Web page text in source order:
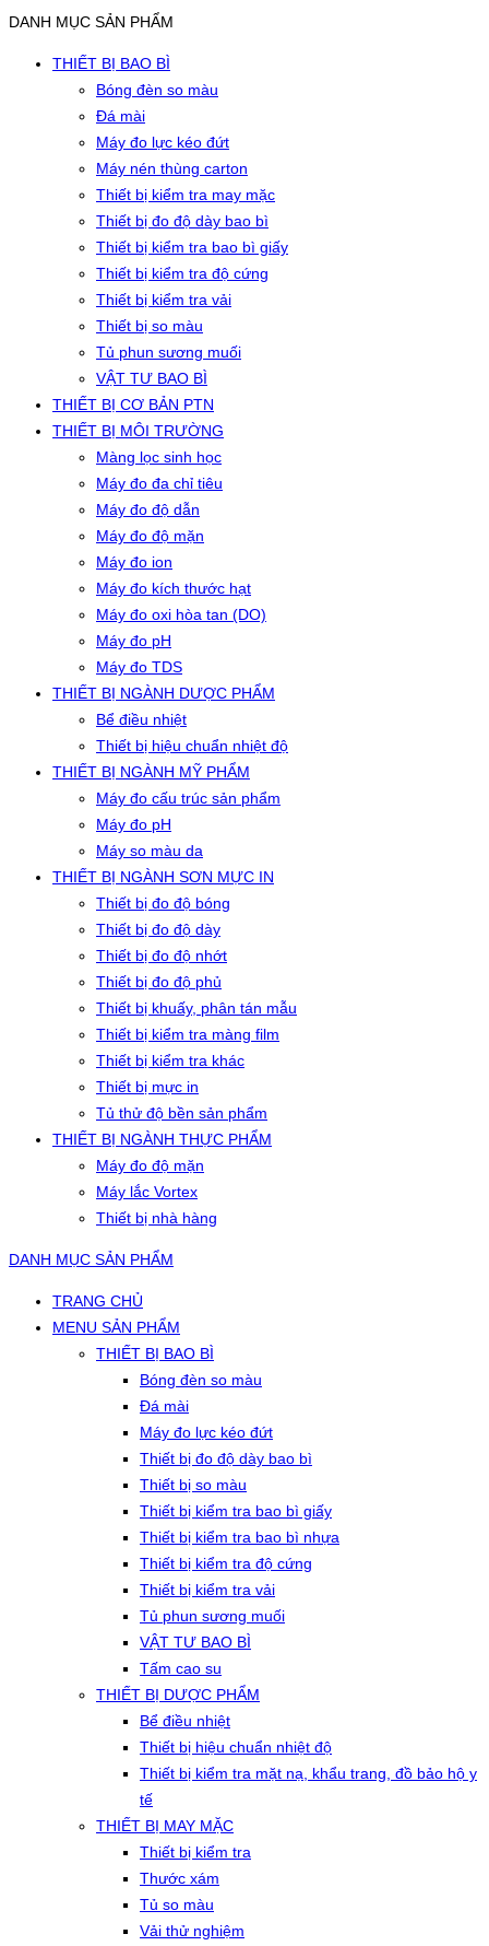
DANH MỤC SẢN PHẨM
THIẾT BỊ BAO BÌ
Bóng đèn so màu
Đá mài
Máy đo lực kéo đứt
Máy nén thùng carton
Thiết bị kiểm tra may mặc
Thiết bị đo độ dày bao bì
Thiết bị kiểm tra bao bì giấy
Thiết bị kiểm tra độ cứng
Thiết bị kiểm tra vải
Thiết bị so màu
Tủ phun sương muối
VẬT TƯ BAO BÌ
THIẾT BỊ CƠ BẢN PTN
THIẾT BỊ MÔI TRƯỜNG
Màng lọc sinh học
Máy đo đa chỉ tiêu
Máy đo độ dẫn
Máy đo độ mặn
Máy đo ion
Máy đo kích thước hạt
Máy đo oxi hòa tan (DO)
Máy đo pH
Máy đo TDS
THIẾT BỊ NGÀNH DƯỢC PHẨM
Bể điều nhiệt
Thiết bị hiệu chuẩn nhiệt độ
THIẾT BỊ NGÀNH MỸ PHẨM
Máy đo cấu trúc sản phẩm
Máy đo pH
Máy so màu da
THIẾT BỊ NGÀNH SƠN MỰC IN
Thiết bị đo độ bóng
Thiết bị đo độ dày
Thiết bị đo độ nhớt
Thiết bị đo độ phủ
Thiết bị khuấy, phân tán mẫu
Thiết bị kiểm tra màng film
Thiết bị kiểm tra khác
Thiết bị mực in
Tủ thử độ bền sản phẩm
THIẾT BỊ NGÀNH THỰC PHẨM
Máy đo độ mặn
Máy lắc Vortex
Thiết bị nhà hàng
DANH MỤC SẢN PHẨM
TRANG CHỦ
MENU SẢN PHẨM
THIẾT BỊ BAO BÌ
Bóng đèn so màu
Đá mài
Máy đo lực kéo đứt
Thiết bị đo độ dày bao bì
Thiết bị so màu
Thiết bị kiểm tra bao bì giấy
Thiết bị kiểm tra bao bì nhựa
Thiết bị kiểm tra độ cứng
Thiết bị kiểm tra vải
Tủ phun sương muối
VẬT TƯ BAO BÌ
Tấm cao su
THIẾT BỊ DƯỢC PHẨM
Bể điều nhiệt
Thiết bị hiệu chuẩn nhiệt độ
Thiết bị kiểm tra mặt nạ, khẩu trang, đồ bảo hộ y
tế
THIẾT BỊ MAY MẶC
Thiết bị kiểm tra
Thước xám
Tủ so màu
Vải thử nghiệm